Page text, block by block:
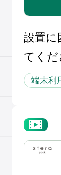
設置に
てくだ
端末利